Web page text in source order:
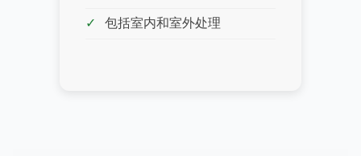
包括室内和室外处理